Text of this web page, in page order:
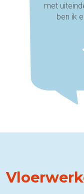
met
ben ik